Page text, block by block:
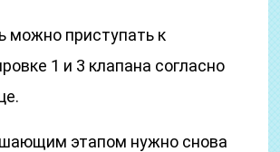
можно приступать к
1 и 3 клапана согласно
этапом нужно снова